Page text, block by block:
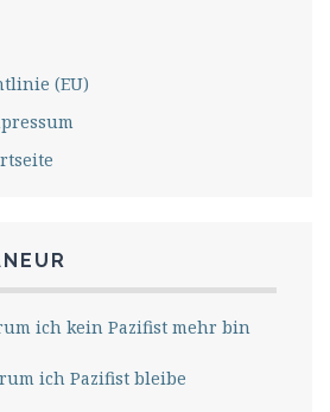
(EU)
ich kein Pazifist mehr bin
ich Pazifist bleibe